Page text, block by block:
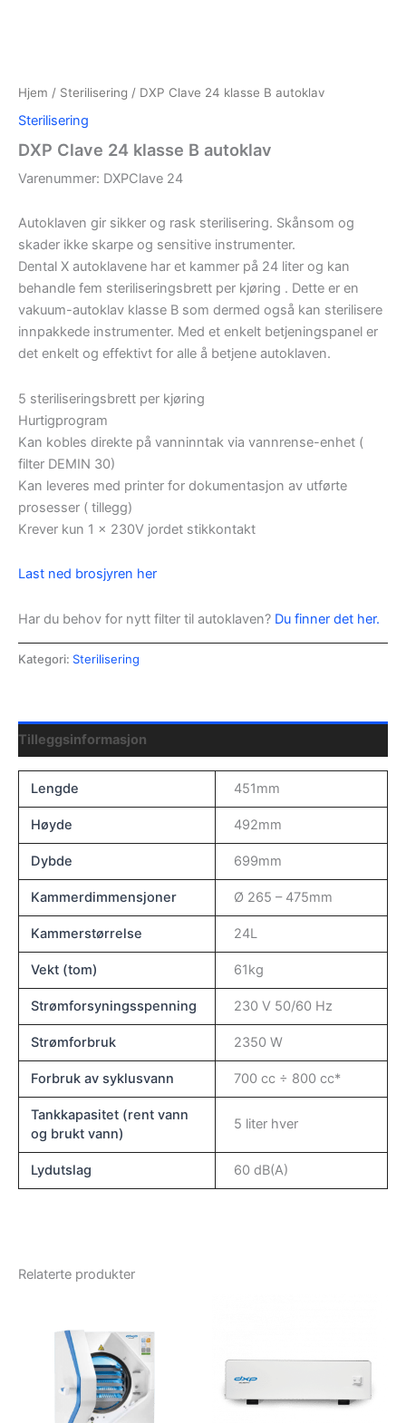
Hjem / Sterilisering / DXP Clave 24 klasse B autoklav
Sterilisering
DXP Clave 24 klasse B autoklav
Varenummer: DXPClave 24
Autoklaven gir sikker og rask sterilisering. Skånsom og
skader ikke skarpe og sensitive instrumenter.
Dental X autoklavene har et kammer på 24 liter og kan
behandle fem steriliseringsbrett per kjøring . Dette er en
vakuum-autoklav klasse B som dermed også kan sterilisere
innpakkede instrumenter. Med et enkelt betjeningspanel er
det enkelt og effektivt for alle å betjene autoklaven.
5 steriliseringsbrett per kjøring
Hurtigprogram
Kan kobles direkte på vanninntak via vannrense-enhet (
filter DEMIN 30)
Kan leveres med printer for dokumentasjon av utførte
prosesser ( tillegg)
Krever kun 1 x 230V jordet stikkontakt
Last ned brosjyren her
Har du behov for nytt filter til autoklaven? Du finner det her.
Kategori: Sterilisering
Tilleggsinformasjon
Lengde 451mm
Høyde 492mm
Dybde 699mm
Kammerdimmensjoner Ø 265 – 475mm
Kammerstørrelse 24L
Vekt (tom) 61kg
Strømforsyningsspenning 230 V 50/60 Hz
Strømforbruk 2350 W
Forbruk av syklusvann 700 cc ÷ 800 cc*
Tankkapasitet (rent vann
og brukt vann)
5 liter hver
Lydutslag 60 dB(A)
Relaterte produkter